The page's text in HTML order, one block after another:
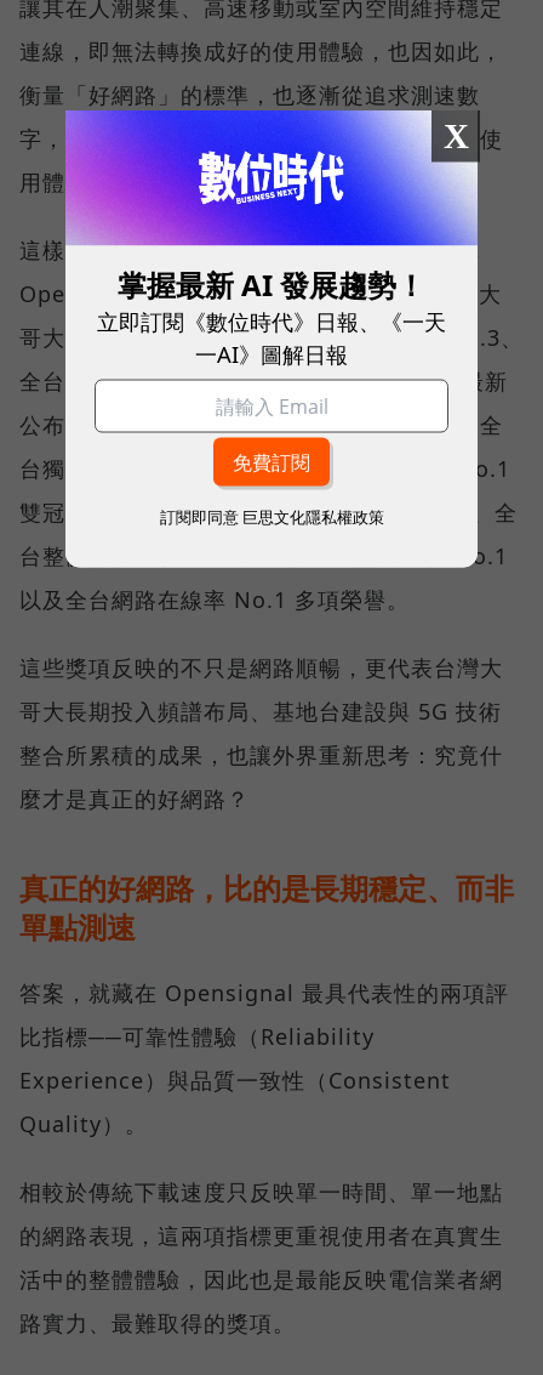
讓其在人潮聚集、高速移動或室內空間維持穩定
連線，即無法轉換成好的使用體驗，也因如此，
衡量「好網路」的標準，也逐漸從追求測速數
字，轉向任何時間、任何地點都能穩定連線的使
用體驗。
這樣的轉變，也反映在國際權威網路分析機構
Opensignal 公布的評比結果。今年初，台灣大
哥大不僅率先奪下「 4G／5G 在線率全球 No.3、
全台 No.1 」國際級榮譽，在 Opensignal 最新
公布的台灣行動網路體驗報告中，更一舉斬獲全
台獨有的「可靠性體驗」與「品質一致性」No.1
雙冠王，同時，包辦全台整體影音體驗 No.1、全
台整體語音體驗 No.1、全台 5G 語音體驗 No.1
以及全台網路在線率 No.1 多項榮譽。
這些獎項反映的不只是網路順暢，更代表台灣大
哥大長期投入頻譜布局、基地台建設與 5G 技術
整合所累積的成果，也讓外界重新思考：究竟什
麼才是真正的好網路？
真正的好網路，比的是長期穩定、而非
單點測速
答案，就藏在 Opensignal 最具代表性的兩項評
比指標──可靠性體驗（Reliability
Experience）與品質一致性（Consistent
Quality）。
相較於傳統下載速度只反映單一時間、單一地點
的網路表現，這兩項指標更重視使用者在真實生
活中的整體體驗，因此也是最能反映電信業者網
路實力、最難取得的獎項。
X
掌握最新 AI 發展趨勢！
立即訂閱《數位時代》日報、《一天
一AI》圖解日報
訂閱即同意 巨思文化隱私權政策